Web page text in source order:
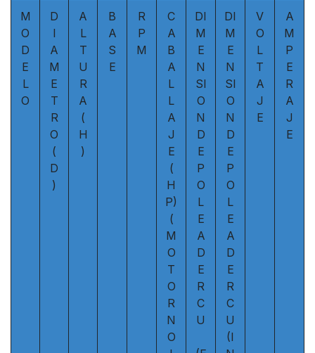
M
O
D
E
L
O
D
I
A
M
E
T
R
O
(
D
)
A
L
T
U
R
A
(
H
)
B
A
S
E
R
P
M
C
A
B
A
L
L
A
J
E
(
H
P)
(
M
O
T
O
R
N
O
DI
M
E
N
SI
O
N
D
E
P
O
L
E
A
D
E
R
C
U
DI
M
E
N
SI
O
N
D
E
P
O
L
E
A
D
E
R
C
U
(I
V
O
L
T
A
J
E
A
M
P
E
R
A
J
E